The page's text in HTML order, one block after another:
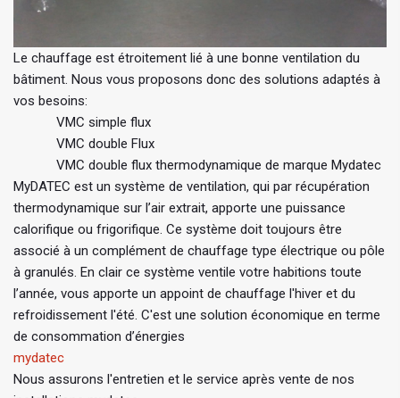
Le chauffage est étroitement lié à une bonne ventilation du
bâtiment. Nous vous proposons donc des solutions adaptés à
vos besoins:
VMC simple flux
VMC double Flux
VMC double flux thermodynamique de marque Mydatec
MyDATEC est un système de ventilation, qui par récupération
thermodynamique sur l’air extrait, apporte une puissance
calorifique ou frigorifique. Ce système doit toujours être
associé à un complément de chauffage type électrique ou pôle
à granulés. En clair ce système ventile votre habitions toute
l’année, vous apporte un appoint de chauffage l'hiver et du
refroidissement l'été. C'est une solution économique en terme
de consommation d’énergies
mydatec
Nous assurons l'entretien et le service après vente de nos